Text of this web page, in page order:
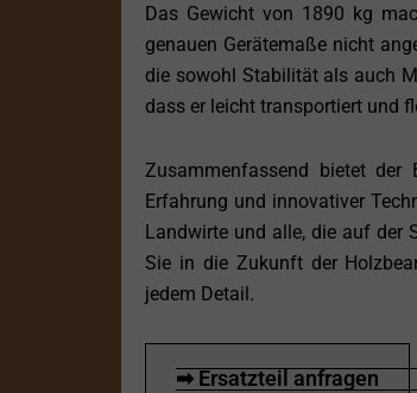
Das Gewicht von 1890 kg
genauen Gerätemaße nicht
die sowohl Stabilität als auch
dass er leicht transportiert und
Zusammenfassend bietet der
Erfahrung und innovativer
Landwirte und alle, die auf der
Sie in die Zukunft der
jedem Detail.
➡ Ersatzteil anfragen